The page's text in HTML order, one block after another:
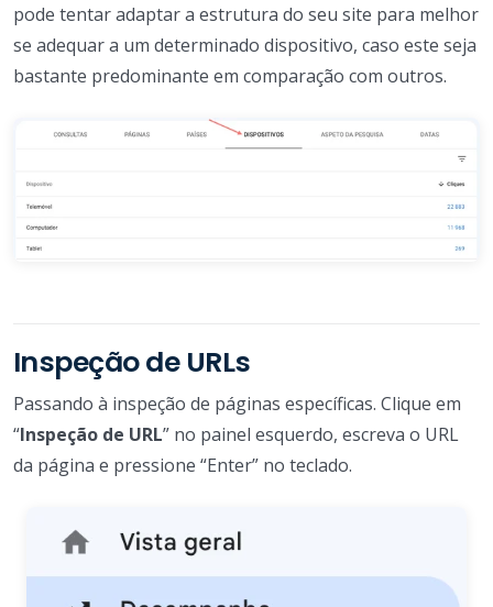
pode tentar adaptar a estrutura do seu site para melhor
se adequar a um determinado dispositivo, caso este seja
bastante predominante em comparação com outros.
Inspeção de URLs
Passando à inspeção de páginas específicas. Clique em
“Inspeção de URL” no painel esquerdo, escreva o URL
da página e pressione “Enter” no teclado.